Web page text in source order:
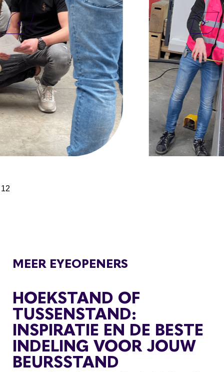
12
MEER EYEOPENERS
HOEKSTAND OF
TUSSENSTAND:
INSPIRATIE EN DE BESTE
INDELING VOOR JOUW
BEURSSTAND